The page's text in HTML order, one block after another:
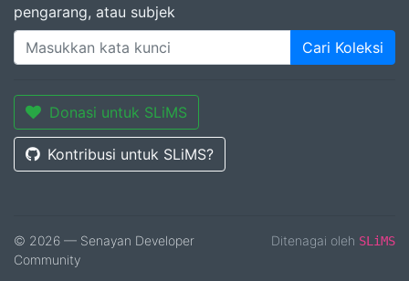
pengarang, atau subjek
Cari Koleksi
Donasi untuk SLiMS
Kontribusi untuk SLiMS?
© 2026 — Senayan Developer
Community
Ditenagai oleh SLiMS